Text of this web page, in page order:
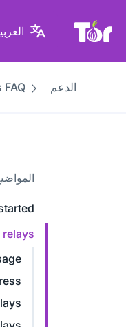
موقع Tor Project
الدعم FAQ
relays